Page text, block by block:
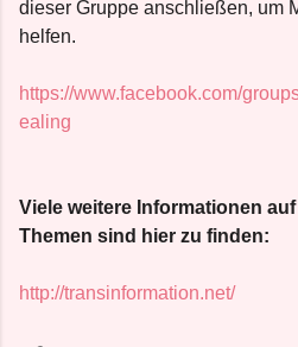
dieser Gruppe anschließen, um
helfen.
https://www.facebook.com/
ealing
Viele weitere Informationen
Themen sind hier zu finden:
http://transinformation.net/